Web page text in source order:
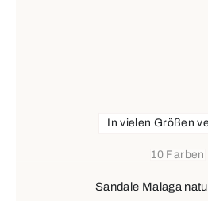
10 Farben
In vielen Größen
Sandale Malaga